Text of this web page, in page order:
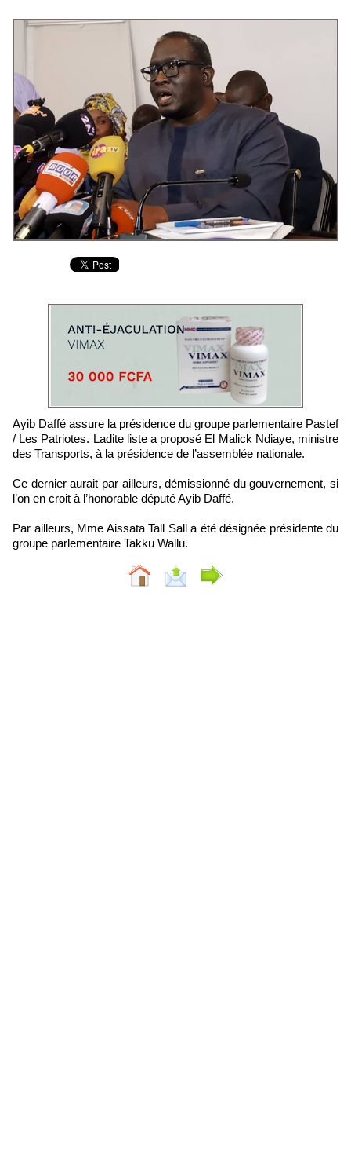
Ayib Daffé assure la présidence du groupe parlementaire Pastef
/ Les Patriotes. Ladite liste a proposé El Malick Ndiaye, ministre
des Transports, à la présidence de l’assemblée nationale.
Ce dernier aurait par ailleurs, démissionné du gouvernement, si
l’on en croit à l’honorable député Ayib Daffé.
Par ailleurs, Mme Aissata Tall Sall a été désignée présidente du
groupe parlementaire Takku Wallu.